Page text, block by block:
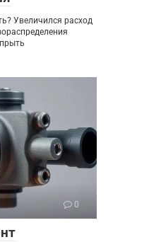
Увеличился расход
0